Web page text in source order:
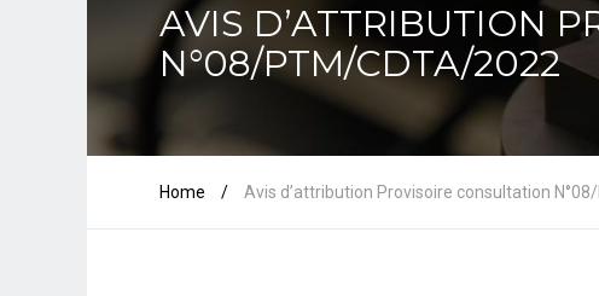
AVIS D’ATTRIBUTION
N°08/PTM/CDTA/2022
Home / Avis d’attribution Provisoire consultation